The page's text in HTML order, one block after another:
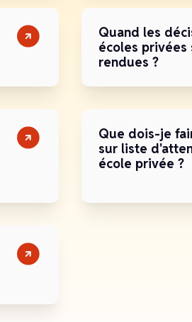
Quand les
écoles privées
rendues ?
Que dois-je
sur liste
école privée ?